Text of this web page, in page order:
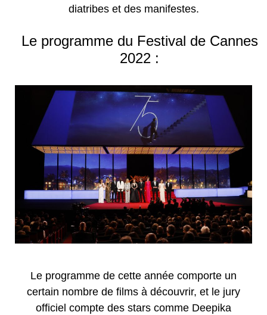
diatribes et des manifestes.
Le programme du Festival de Cannes
2022 :
Le programme de cette année comporte un
certain nombre de films à découvrir, et le jury
officiel compte des stars comme Deepika